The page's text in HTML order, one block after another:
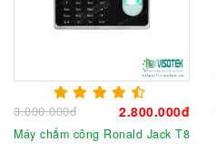
3.000.000đ 2.800.000đ
Máy chấm công Ronald Jack T8